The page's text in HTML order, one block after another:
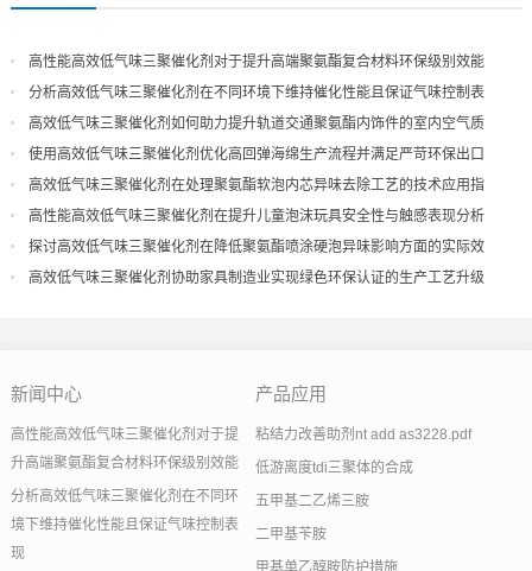
高性能高效低气味三聚催化剂对于提升高端聚氨酯复合材料环保级别效能
分析高效低气味三聚催化剂在不同环境下维持催化性能且保证气味控制表
现
高效低气味三聚催化剂如何助力提升轨道交通聚氨酯内饰件的室内空气质
量
使用高效低气味三聚催化剂优化高回弹海绵生产流程并满足严苛环保出口
高效低气味三聚催化剂在处理聚氨酯软泡内芯异味去除工艺的技术应用指
导
高性能高效低气味三聚催化剂在提升儿童泡沫玩具安全性与触感表现分析
探讨高效低气味三聚催化剂在降低聚氨酯喷涂硬泡异味影响方面的实际效
果
高效低气味三聚催化剂协助家具制造业实现绿色环保认证的生产工艺升级
新闻中心
高性能高效低气味三聚催化剂对于提
升高端聚氨酯复合材料环保级别效能
分析高效低气味三聚催化剂在不同环
境下维持催化性能且保证气味控制表
现
产品应用
粘结力改善助剂nt add as3228.pdf
低游离度tdi三聚体的合成
五甲基二乙烯三胺
二甲基苄胺